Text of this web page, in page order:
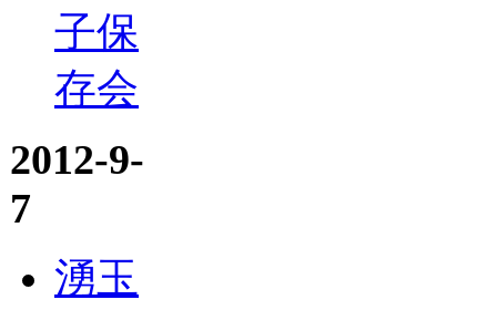
子保
存会
2012-9-
7
湧玉